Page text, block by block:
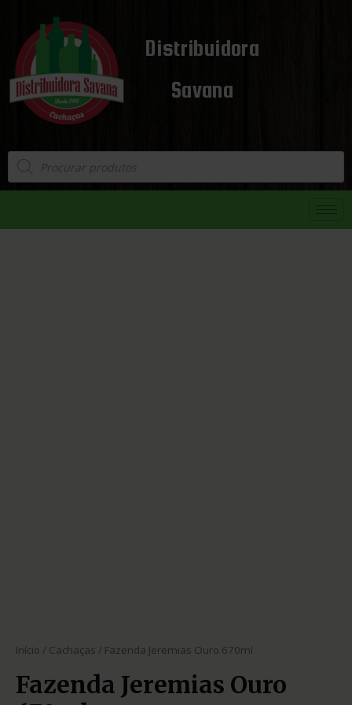
Distribuidora
Savana
Início / Cachaças / Fazenda Jeremias Ouro 670ml
Fazenda Jeremias Ouro